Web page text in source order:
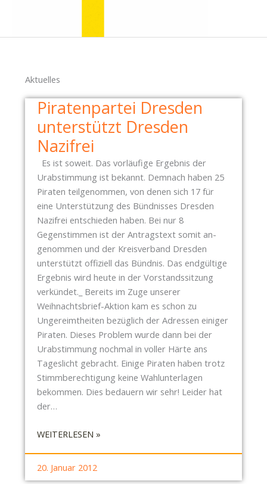
Aktuelles
Piratenpartei Dresden
unterstützt Dresden
Nazifrei
Es ist soweit. Das vorläufige Ergebnis der
Urabstimmung ist bekannt. Demnach haben 25
Piraten teilgenommen, von denen sich 17 für
eine Unterstützung des Bündnisses Dresden
Nazifrei entschieden haben. Bei nur 8
Gegenstimmen ist der Antragstext somit an-
genommen und der Kreisverband Dresden
unterstützt offiziell das Bündnis. Das endgültige
Ergebnis wird heute in der Vorstandssitzung
verkündet._ Bereits im Zuge unserer
Weihnachtsbrief-Aktion kam es schon zu
Ungereimtheiten bezüglich der Adressen einiger
Piraten. Dieses Problem wurde dann bei der
Urabstimmung nochmal in voller Härte ans
Tageslicht gebracht. Einige Piraten haben trotz
Stimmberechtigung keine Wahlunterlagen
bekommen. Dies bedauern wir sehr! Leider hat
der…
WEITERLESEN »:
20. Januar 2012